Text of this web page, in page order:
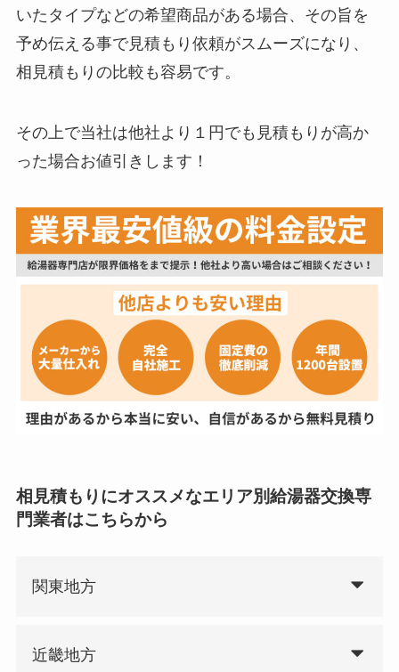
いたタイプなどの希望商品がある場合、その旨を
予め伝える事で見積もり依頼がスムーズになり、
相見積もりの比較も容易です。
その上で当社は他社より１円でも見積もりが高か
った場合お値引きします！
相見積もりにオススメなエリア別給湯器交換専
門業者はこちらから
関東地方
近畿地方